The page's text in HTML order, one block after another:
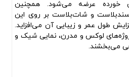
خورده عرضه می‌شود. همچنین
و شات‌بلاست بر روی این
طول عمر و زیبایی آن می‌افزاید.
لوکس و مدرن، نمایی شیک و
می‌بخشند.